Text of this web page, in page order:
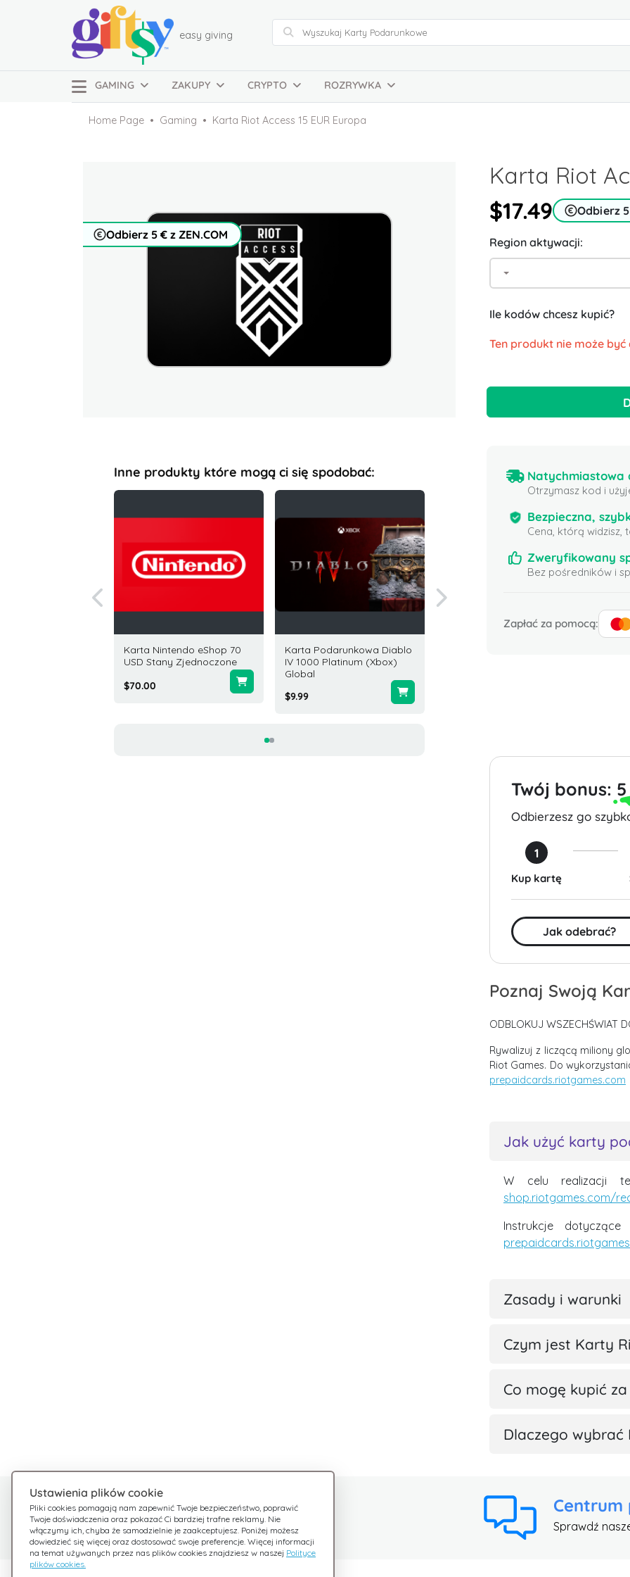
easy giving
GAMING ZAKUPY CRYPTO ROZRYWKA
Home Page Gaming Karta Riot Access 15 EUR Europa
Odbierz 5 € z ZEN.COM
Karta Riot
$17.49
Odbierz 5
Region aktywacji:
Ile kodów chcesz kupić?
Ten produkt nie może
Inne produkty które mogą ci się spodobać:
Karta Nintendo eShop 70
USD Stany Zjednoczone
$70.00
Karta Podarunkowa Diablo
IV 1000 Platinum (Xbox)
Global
$9.99
Natychmiastowa
Otrzymasz kod i
Bezpieczna,
Cena, którą widzisz,
Zweryfikowany
Bez pośredników i
Zapłać za pomocą:
Twój bonus:
Odbierzesz go
1
Kup kartę
Jak odebrać?
Poznaj Swoją
ODBLOKUJ WSZECHŚWIAT
Rywalizuj z liczącą miliony
Riot Games. Do
prepaidcards.riotgames.com
Jak użyć karty
W celu realizacji
shop.riotgames.com/
Instrukcje
Zasady i warunki
Czym jest Karty
Co mogę kupić
Dlaczego wybrać
Ustawienia plików cookie
Pliki cookies pomagają nam zapewnić Twoje bezpieczeństwo, poprawić
Twoje doświadczenia oraz pokazać Ci bardziej trafne reklamy. Nie
włączymy ich, chyba że samodzielnie je zaakceptujesz. Poniżej możesz
dowiedzieć się więcej oraz dostosować swoje preferencje. Więcej informacji
na temat używanych przez nas plików cookies znajdziesz w naszej Polityce
plików cookies.
Potrzebujesz pomocy?
Jesteśmy tu dla Ciebie
Centrum
Sprawdź